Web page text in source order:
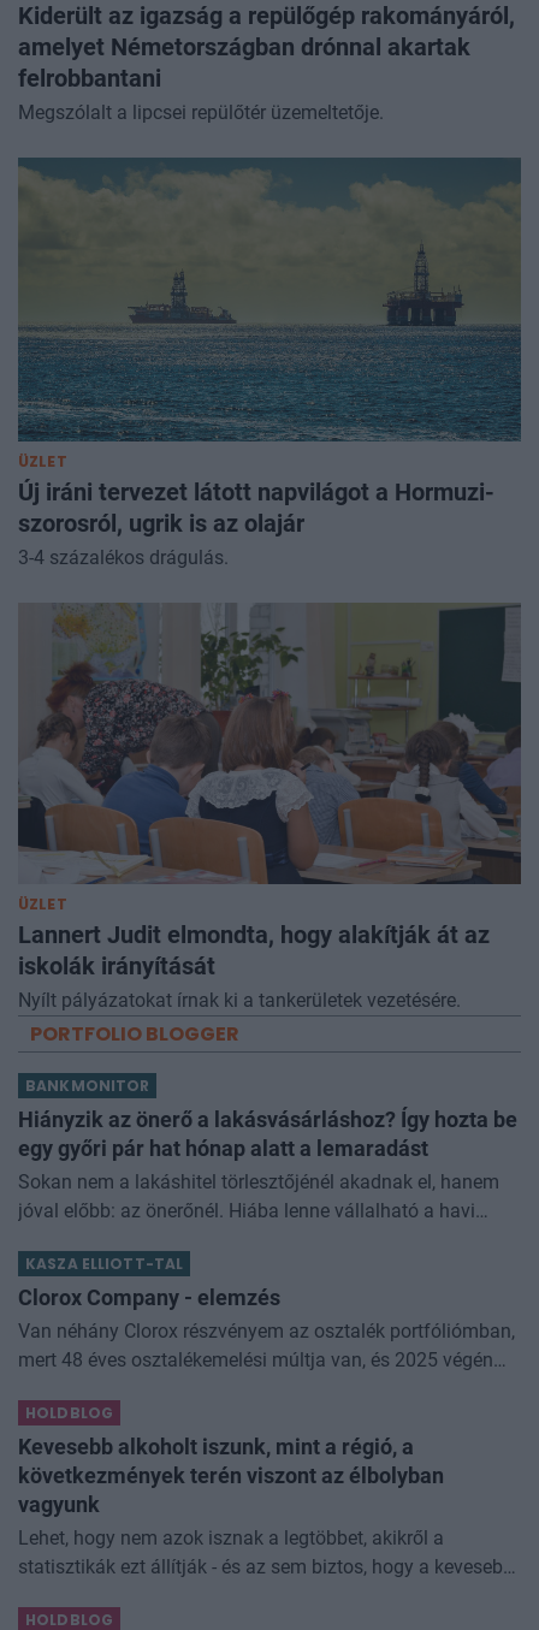
Kiderült az igazság a repülőgép rakományáról,
amelyet Németországban drónnal akartak
felrobbantani
Megszólalt a lipcsei repülőtér üzemeltetője.
ÜZLET
Új iráni tervezet látott napvilágot a Hormuzi-
szorosról, ugrik is az olajár
3-4 százalékos drágulás.
ÜZLET
Lannert Judit elmondta, hogy alakítják át az
iskolák irányítását
Nyílt pályázatokat írnak ki a tankerületek vezetésére.
PORTFOLIO BLOGGER
BANKMONITOR
Hiányzik az önerő a lakásvásárláshoz? Így hozta be
egy győri pár hat hónap alatt a lemaradást
Sokan nem a lakáshitel törlesztőjénél akadnak el, hanem
jóval előbb: az önerőnél. Hiába lenne vállalható a havi
kell rakni. Z
KASZA ELLIOTT-TAL
Clorox Company - elemzés
Van néhány Clorox részvényem az osztalék portfóliómban,
mert 48 éves osztalékemelési múltja van, és 2025 végén
dividend king-et. Azt
HOLDBLOG
Kevesebb alkoholt iszunk, mint a régió, a
következmények terén viszont az élbolyban
vagyunk
Lehet, hogy nem azok isznak a legtöbbet, akikről a
statisztikák ezt állítják - és az sem biztos, hogy a kevesebb
Kevesebb alkoholt iszunk
HOLDBLOG